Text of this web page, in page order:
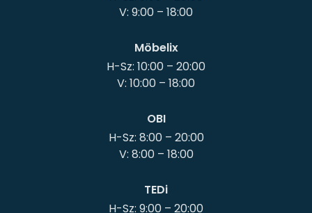
Möbelix
H-Sz: 10:00 – 20:00
OBI
H-Sz: 8:00 – 20:00
V: 8:00 – 18:00
TEDi
H-Sz: 9:00 – 20:00